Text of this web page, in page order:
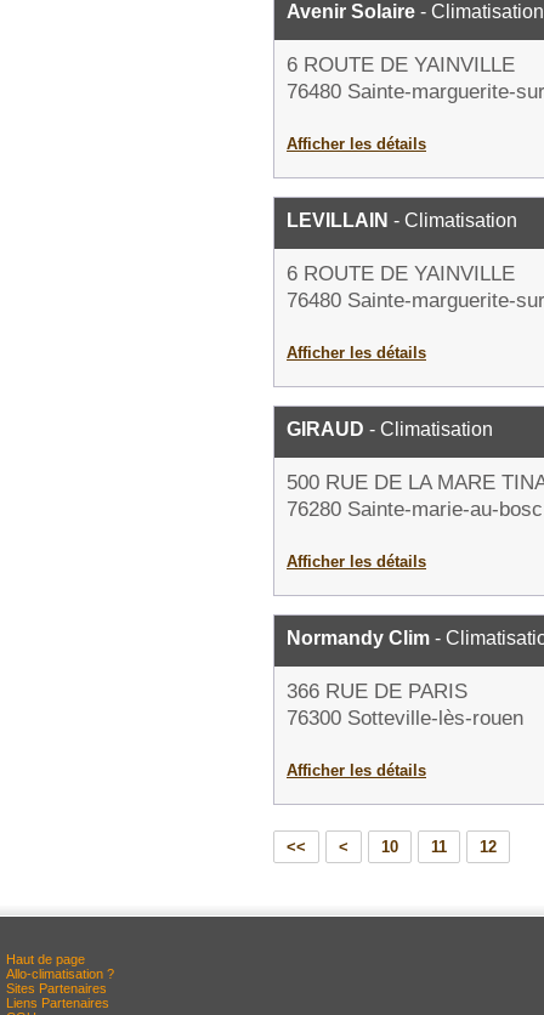
Avenir Solaire - Climatisation
6 ROUTE DE YAINVILLE
76480 Sainte-marguerite-
Afficher les détails
LEVILLAIN - Climatisation
6 ROUTE DE YAINVILLE
76480 Sainte-marguerite-
Afficher les détails
GIRAUD - Climatisation
500 RUE DE LA MARE
76280 Sainte-marie-au-bosc
Afficher les détails
Normandy Clim -
366 RUE DE PARIS
76300 Sotteville-lès-rouen
Afficher les détails
<< < 10 11 12
Haut de page
Allo-climatisation ?
Sites Partenaires
Liens Partenaires